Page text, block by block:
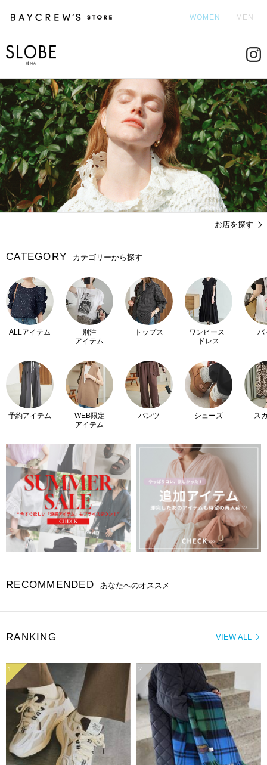
WOMEN MEN
お店を探す
CATEGORY カテゴリーから探す
ALLアイテム
予約アイテム
別注
アイテム
WEB限定
アイテム
トップス
パンツ
ワンピース･
ドレス
シューズ
バ
ス
RECOMMENDED あなたへのオススメ
VIEW ALL
RANKING
1 2